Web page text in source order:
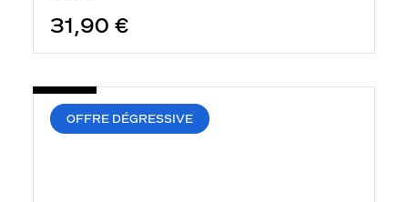
31,90 €
OFFRE DÉGRESSIVE